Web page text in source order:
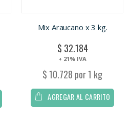
Mix Araucano x 3 kg.
$ 32.184
+ 21% IVA
$ 10.728 por 1 kg
AGREGAR AL CARRITO